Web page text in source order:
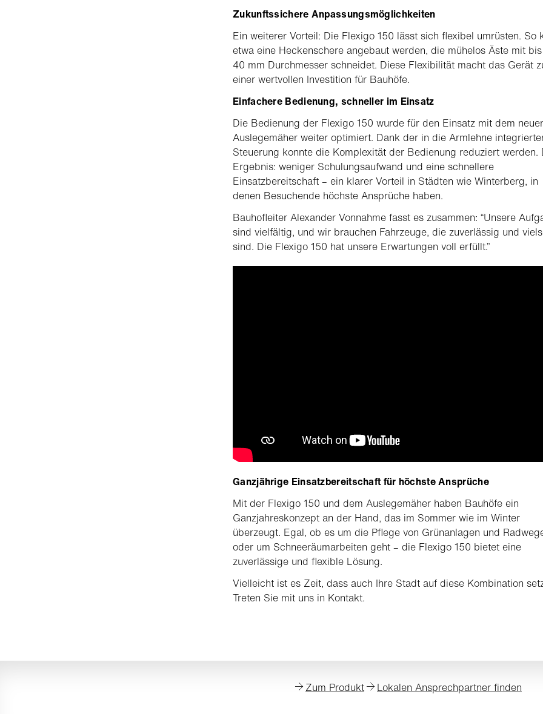
Zukunftssichere Anpassungsmöglichkeiten
Ein weiterer Vorteil: Die Flexigo 150 lässt sich ﬂexibel umrüsten. So
etwa eine Heckenschere angebaut werden, die mühelos Äste mit
40 mm Durchmesser schneidet. Diese Flexibilität macht das Gerät
einer wertvollen Investition für Bauhöfe.
Einfachere Bedienung, schneller im Einsatz
Die Bedienung der Flexigo 150 wurde für den Einsatz mit dem
Auslegemäher weiter optimiert. Dank der in die Armlehne
Steuerung konnte die Komplexität der Bedienung reduziert werden.
Ergebnis: weniger Schulungsaufwand und eine schnellere
Einsatzbereitschaft – ein klarer Vorteil in Städten wie Winterberg, in
denen Besuchende höchste Ansprüche haben.
Bauhoﬂeiter Alexander Vonnahme fasst es zusammen: “Unsere
sind vielfältig, und wir brauchen Fahrzeuge, die zuverlässig und
sind. Die Flexigo 150 hat unsere Erwartungen voll erfüllt.”
Ganzjährige Einsatzbereitschaft für höchste Ansprüche
Mit der Flexigo 150 und dem Auslegemäher haben Bauhöfe ein
Ganzjahreskonzept an der Hand, das im Sommer wie im Winter
überzeugt. Egal, ob es um die Pﬂege von Grünanlagen und
oder um Schneeräumarbeiten geht – die Flexigo 150 bietet eine
zuverlässige und ﬂexible Lösung.
Vielleicht ist es Zeit, dass auch Ihre Stadt auf diese Kombination
Treten Sie mit uns in Kontakt.
Zum Produkt Lokalen Ansprechpartner finden